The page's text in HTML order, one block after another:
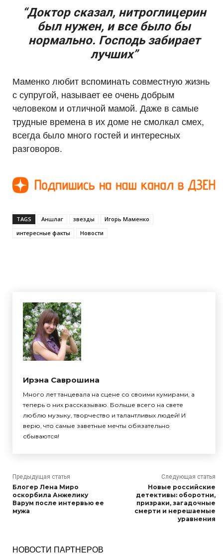
“Доктор сказал, нитроглицерин
был нужен, и все было бы
нормально. Господь забирает
лучших”
Маменко любит вспоминать совместную жизнь
с супругой, называет ее очень добрым
человеком и отличной мамой. Даже в самые
трудные времена в их доме не смолкал смех,
всегда было много гостей и интересных
разговоров.
TAGS Аншлаг звезды
Игорь Маменко
интересные факты
Новости
Ирэна Саврошина
Много лет танцевала на сцене со своими кумирами, а
теперь о них рассказываю. Больше всего на свете
люблю музыку, творчество и талантливых людей! И
верю, что самые заветные мечты обязательно
сбываются!
Предыдущая статья
Блогер Лена Миро
оскорбила Анжелику
Варум после интервью ее
мужа
Следующая статья
Новые российские
детективы: оборотни,
призраки, загадочные
смерти и нерешаемые
уравнения
НОВОСТИ ПАРТНЕРОВ